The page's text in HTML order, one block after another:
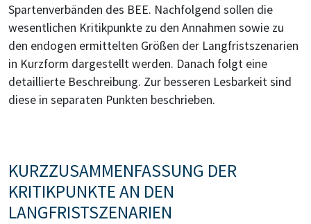
Spartenverbänden des BEE. Nachfolgend sollen die
wesentlichen Kritikpunkte zu den Annahmen sowie zu
den endogen ermittelten Größen der Langfristszenarien
in Kurzform dargestellt werden. Danach folgt eine
detaillierte Beschreibung. Zur besseren Lesbarkeit sind
diese in separaten Punkten beschrieben.
KURZZUSAMMENFASSUNG DER
KRITIKPUNKTE AN DEN
LANGFRISTSZENARIEN